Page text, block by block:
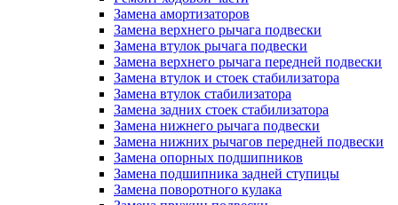
Замена амортизаторов
Замена верхнего рычага подвески
Замена втулок рычага подвески
Замена верхнего рычага передней подвески
Замена втулок и стоек стабилизатора
Замена втулок стабилизатора
Замена задних стоек стабилизатора
Замена нижнего рычага подвески
Замена нижних рычагов передней подвески
Замена опорных подшипников
Замена подшипника задней ступицы
Замена поворотного кулака